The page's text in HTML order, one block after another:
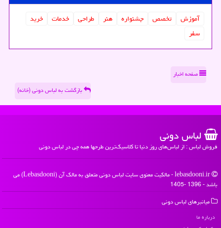
آموزش تخصص جشنواره هنر طراحی خدمات
خرید
سفر
صفحه اخبار
بازگشت به لباس دونی (خانه)
لباس دونی
فروش لباس : از لباس‌های روز دنیا تا کلاسیک‌ترین طرحها همه چی در لباس دونی
lebasdooni.ir - مالکیت معنوی سایت لباس دونی متعلق به مالک آن (Lebasdooni) می
باشد - 1396 -1405
میانبرهای لباس دونی
درباره ما